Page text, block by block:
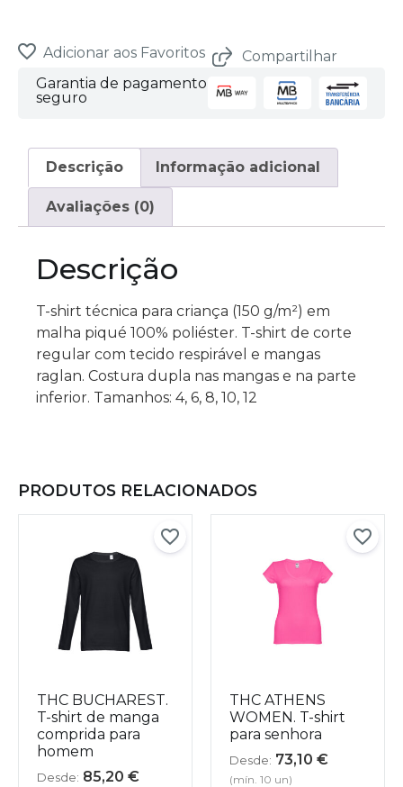
is
0,00 €
Adicionar aos Favoritos
Compartilhar
Garantia de pagamento
seguro
Descrição Informação adicional
Avaliações (0)
Descrição
T-shirt técnica para criança (150 g/m²) em
malha piqué 100% poliéster. T-shirt de corte
regular com tecido respirável e mangas
raglan. Costura dupla nas mangas e na parte
inferior. Tamanhos: 4, 6, 8, 10, 12
PRODUTOS RELACIONADOS
THC BUCHAREST.
T-shirt de manga
comprida para
homem
Desde: 85,20 €
THC ATHENS
WOMEN. T-shirt
para senhora
Desde: 73,10 €
(mín. 10 un)